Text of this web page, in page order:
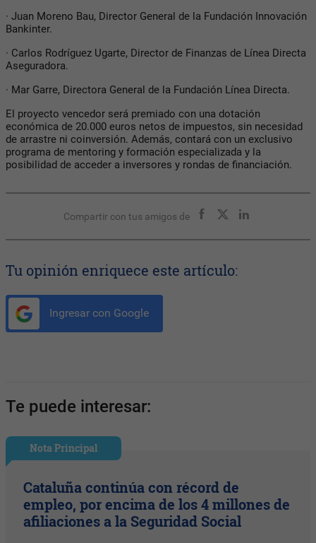
· Juan Moreno Bau, Director General de la Fundación Innovación
Bankinter.
· Carlos Rodríguez Ugarte, Director de Finanzas de Línea Directa
Aseguradora.
· Mar Garre, Directora General de la Fundación Línea Directa.
El proyecto vencedor será premiado con una dotación
económica de 20.000 euros netos de impuestos, sin necesidad
de arrastre ni coinversión. Además, contará con un exclusivo
programa de mentoring y formación especializada y la
posibilidad de acceder a inversores y rondas de financiación.
Compartir con tus amigos de
Tu opinión enriquece este artículo:
Ingresar con Google
Te puede interesar:
Nota Principal
Cataluña continúa con récord de
empleo, por encima de los 4 millones de
afiliaciones a la Seguridad Social